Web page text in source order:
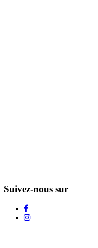
Suivez-nous sur